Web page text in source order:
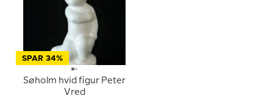
SPAR 34%
Søholm hvid figur Peter
Vred